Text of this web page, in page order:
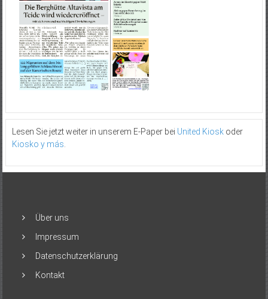
Lesen Sie jetzt weiter in unserem E-Paper bei United Kioskoder
Kiosko y más
Über uns
Impressum
Datenschutzerklärung
Kontakt